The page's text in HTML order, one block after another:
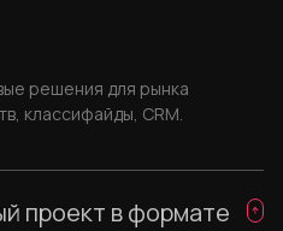
решения для рынка
классифайды, CRM.
проект в формате